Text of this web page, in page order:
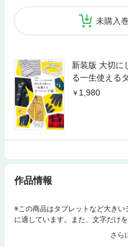
未購入
新装版 大切に
る一生使える
1,980
作品情報
※この商品はタブレットなど大きい
に適しています。また、文字だけ
ト、検索、辞書の参照、引用など
庭科レベル」でできる画期的なお